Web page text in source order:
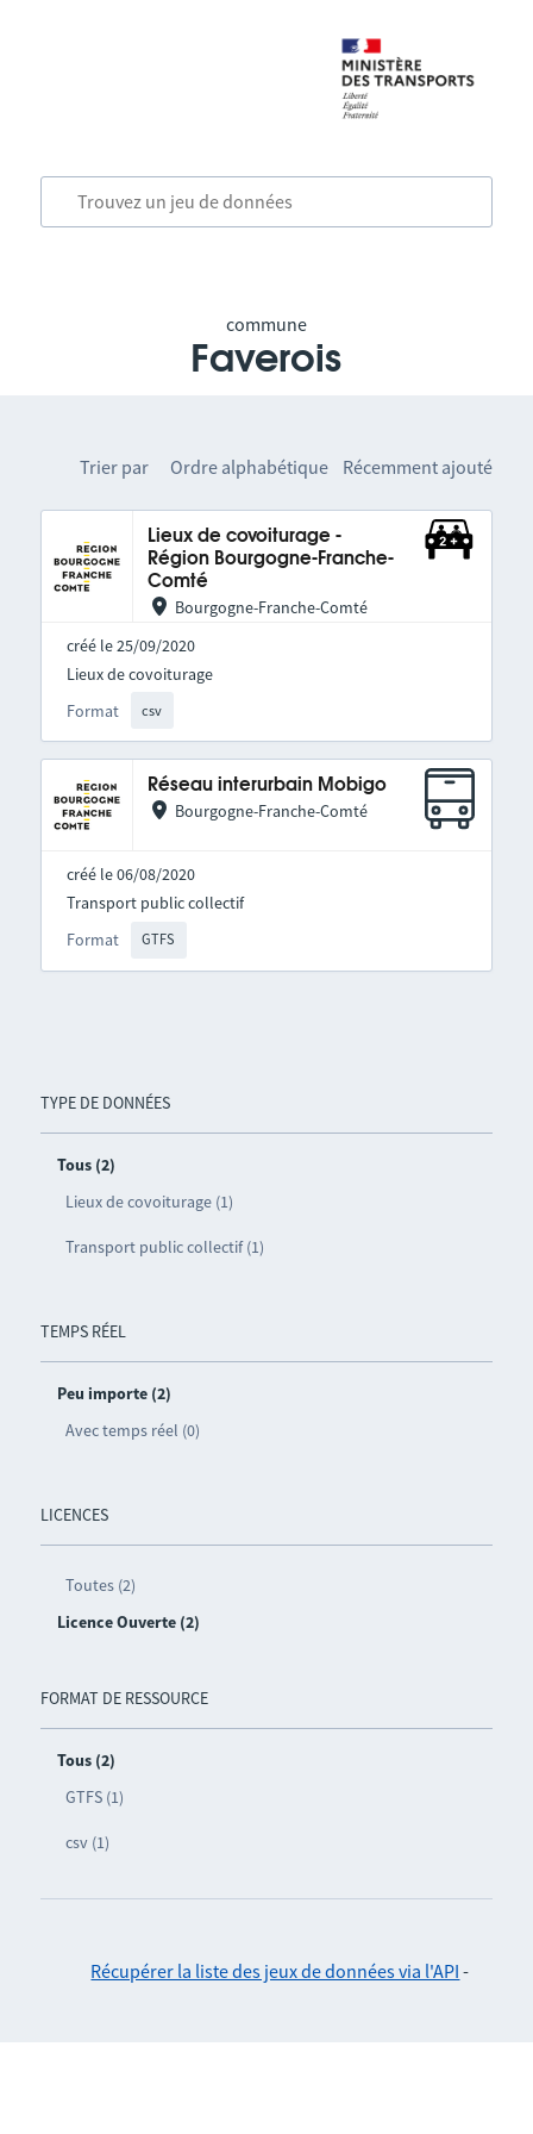
commune
Faverois
TYPE DE DONNÉES
Tous (2)
Lieux de covoiturage (1)
Transport public collectif (1)
TEMPS RÉEL
Peu importe (2)
Avec temps réel (0)
LICENCES
Toutes (2)
Licence Ouverte (2)
FORMAT DE RESSOURCE
Tous (2)
GTFS (1)
csv (1)
Trier par Ordre alphabétique Récemment ajouté
Lieux de covoiturage -
Région Bourgogne-Franche-
Comté
Bourgogne-Franche-Comté
créé le 25/09/2020
Format csv
Lieux de covoiturage
Réseau interurbain Mobigo
Bourgogne-Franche-Comté
créé le 06/08/2020
Format GTFS
Transport public collectif
Récupérer la liste des jeux de données via l'API -